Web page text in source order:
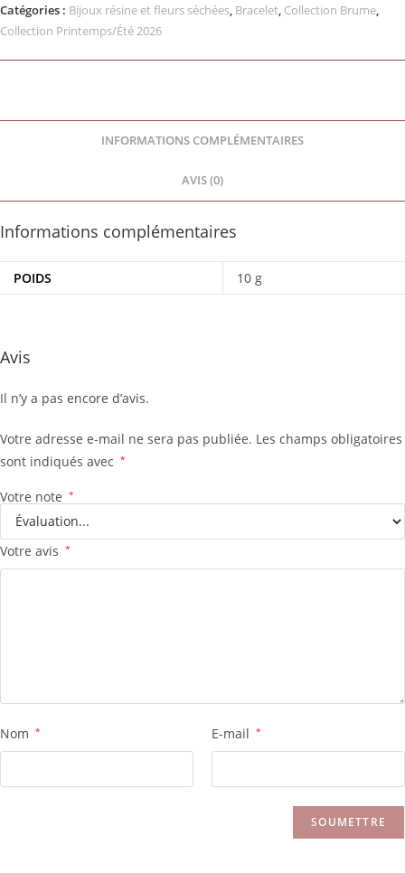
Catégories : Bijoux résine et fleurs séchées, Bracelet, Collection Brume,
Collection Printemps/Été 2026
INFORMATIONS COMPLÉMENTAIRES
AVIS (0)
Informations complémentaires
POIDS 10 g
Avis
Il n’y a pas encore d’avis.
Votre adresse e-mail ne sera pas publiée. Les champs obligatoires
sont indiqués avec *
Votre note *
Votre avis *
Nom * E-mail *